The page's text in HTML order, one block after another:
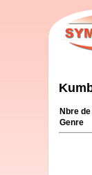
Nbre de
Genre